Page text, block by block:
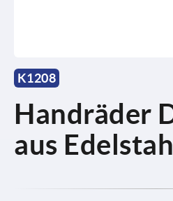
K1208
Handräder
aus